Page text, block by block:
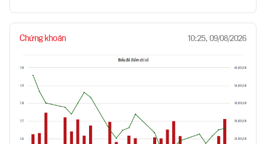
Chứng khoán 10:25, 09/08/2026